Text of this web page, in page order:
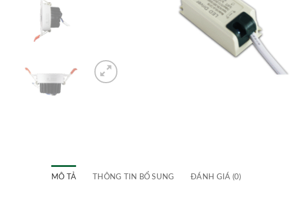
MÔ TẢ THÔNG TIN BỔ SUNG ĐÁNH GIÁ (0)